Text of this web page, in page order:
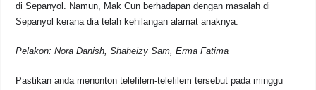
di Sepanyol. Namun, Mak Cun berhadapan dengan masalah di
Sepanyol kerana dia telah kehilangan alamat anaknya.
Pelakon: Nora Danish, Shaheizy Sam, Erma Fatima
Pastikan anda menonton telefilem-telefilem tersebut pada minggu